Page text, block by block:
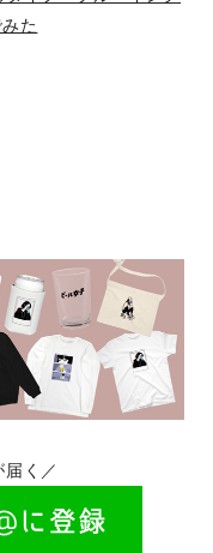
た
届く／